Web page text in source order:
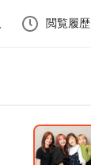
閲覧履歴